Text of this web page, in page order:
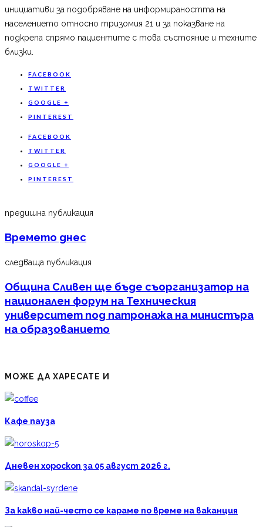
инициативи за подобряване на информираността на
населението относно тризомия 21 и за показване на
подкрепа спрямо пациентите с това състояние и техните
близки.
FACEBOOK
TWITTER
GOOGLE +
PINTEREST
FACEBOOK
TWITTER
GOOGLE +
PINTEREST
предишна публикация
Времето днес
следваща публикация
Община Сливен ще бъде съорганизатор на
национален форум на Техническия
университет под патронажа на министъра
на образованието
МОЖЕ ДА ХАРЕСАТЕ И
Кафе пауза
Дневен хороскоп за 05 август 2026 г.
За какво най-често се караме по време на ваканция